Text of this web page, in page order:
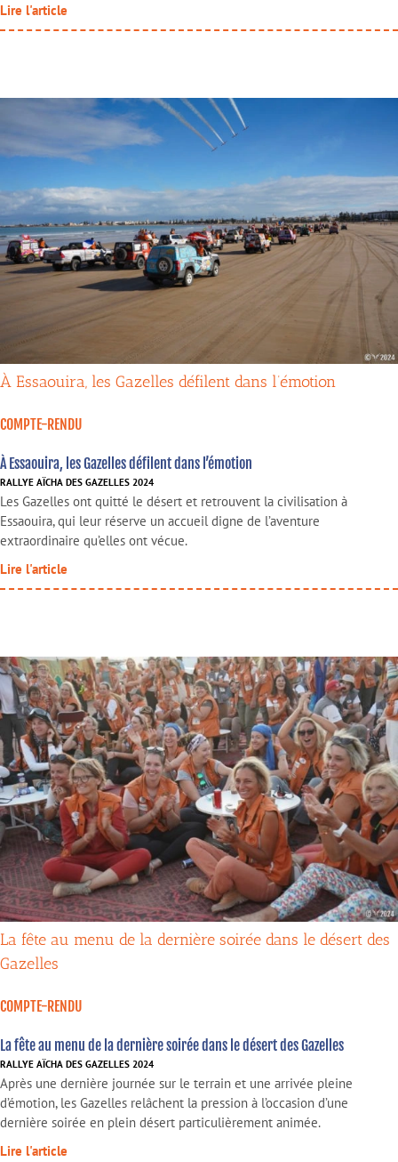
Lire l'article
À Essaouira, les Gazelles défilent dans l’émotion
COMPTE-RENDU
À Essaouira, les Gazelles défilent dans l’émotion
RALLYE AÏCHA DES GAZELLES 2024
Les Gazelles ont quitté le désert et retrouvent la civilisation à
Essaouira, qui leur réserve un accueil digne de l’aventure
extraordinaire qu’elles ont vécue.
Lire l'article
La fête au menu de la dernière soirée dans le désert des
Gazelles
COMPTE-RENDU
La fête au menu de la dernière soirée dans le désert des Gazelles
RALLYE AÏCHA DES GAZELLES 2024
Après une dernière journée sur le terrain et une arrivée pleine
d’émotion, les Gazelles relâchent la pression à l’occasion d’une
dernière soirée en plein désert particulièrement animée.
Lire l'article